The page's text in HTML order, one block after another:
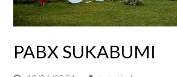
PABX SUKABUMI